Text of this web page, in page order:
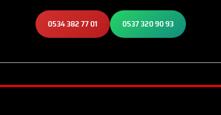
0534 382 77 01 0537 320 90 93